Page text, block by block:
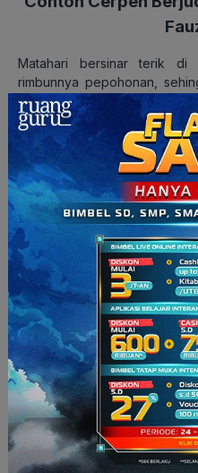
Matahari bersinar terik di
rimbunnya pepohonan,
tipis. Burung-burung
lagu untuk alam. Bunyi riak
kali berpadu dengan
yang lainnya. Ya, inilah
Lampung yang sekarang
teman-temannya di sebuah
Ketika Bora
lainnya—dengan belalainya,
akhirnya, kegembiraan
dari sebelah utara hutan.
deru sesuatu yang sama
“Hei, lihat itu!”
Semua serentak
menengok ke langit yang
yang membumbung tinggi
dan terus menebal. Itu
pertama kali mereka
langit selalu berwarna